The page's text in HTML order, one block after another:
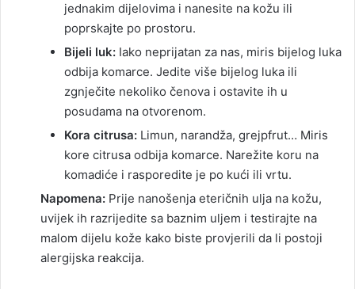
jednakim dijelovima i nanesite na kožu ili
poprskajte po prostoru.
Bijeli luk: Iako neprijatan za nas, miris bijelog luka
odbija komarce. Jedite više bijelog luka ili
zgnječite nekoliko čenova i ostavite ih u
posudama na otvorenom.
Kora citrusa: Limun, narandža, grejpfrut… Miris
kore citrusa odbija komarce. Narežite koru na
komadiće i rasporedite je po kući ili vrtu.
Napomena: Prije nanošenja eteričnih ulja na kožu,
uvijek ih razrijedite sa baznim uljem i testirajte na
malom dijelu kože kako biste provjerili da li postoji
alergijska reakcija.